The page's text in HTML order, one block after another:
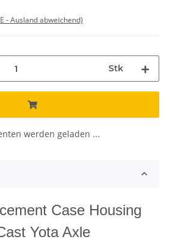
- Ausland abweichend)
Stk
werden geladen ...
Case Housing
Yota Axle